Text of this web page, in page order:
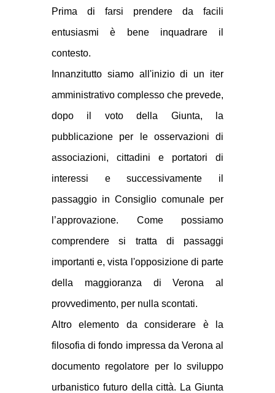
Prima di farsi prendere da facili
entusiasmi è bene inquadrare il
contesto.
Innanzitutto siamo all'inizio di un iter
amministrativo complesso che prevede,
dopo il voto della Giunta, la
pubblicazione per le osservazioni di
associazioni, cittadini e portatori di
interessi e successivamente il
passaggio in Consiglio comunale per
l’approvazione. Come possiamo
comprendere si tratta di passaggi
importanti e, vista l'opposizione di parte
della maggioranza di Verona al
provvedimento, per nulla scontati.
Altro elemento da considerare è la
filosofia di fondo impressa da Verona al
documento regolatore per lo sviluppo
urbanistico futuro della città. La Giunta